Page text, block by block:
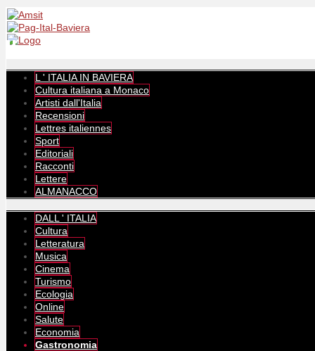
L ' ITALIA IN BAVIERA
Cultura italiana a Monaco
Artisti dall'Italia
Recensioni
Lettres italiennes
Sport
Editoriali
Racconti
Lettere
ALMANACCO
DALL ' ITALIA
Cultura
Letteratura
Musica
Cinema
Turismo
Ecologia
Online
Salute
Economia
Gastronomia